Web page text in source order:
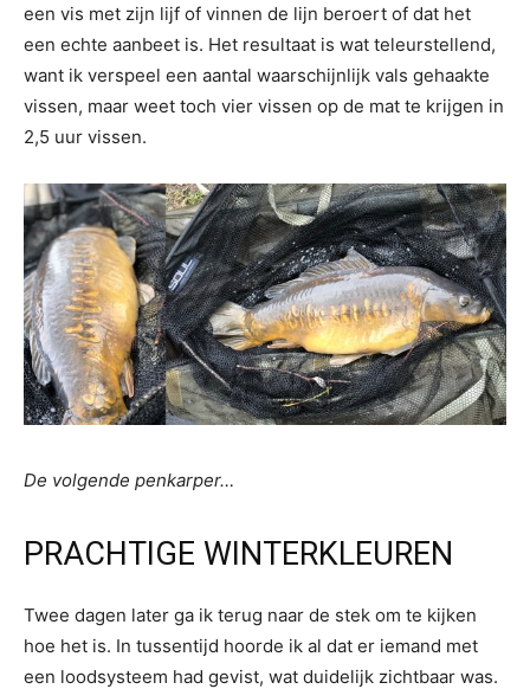
een vis met zijn lijf of vinnen de lijn beroert of dat het
een echte aanbeet is. Het resultaat is wat teleurstellend,
want ik verspeel een aantal waarschijnlijk vals gehaakte
vissen, maar weet toch vier vissen op de mat te krijgen in
2,5 uur vissen.
De volgende penkarper…
PRACHTIGE WINTERKLEUREN
Twee dagen later ga ik terug naar de stek om te kijken
hoe het is. In tussentijd hoorde ik al dat er iemand met
een loodsysteem had gevist, wat duidelijk zichtbaar was.